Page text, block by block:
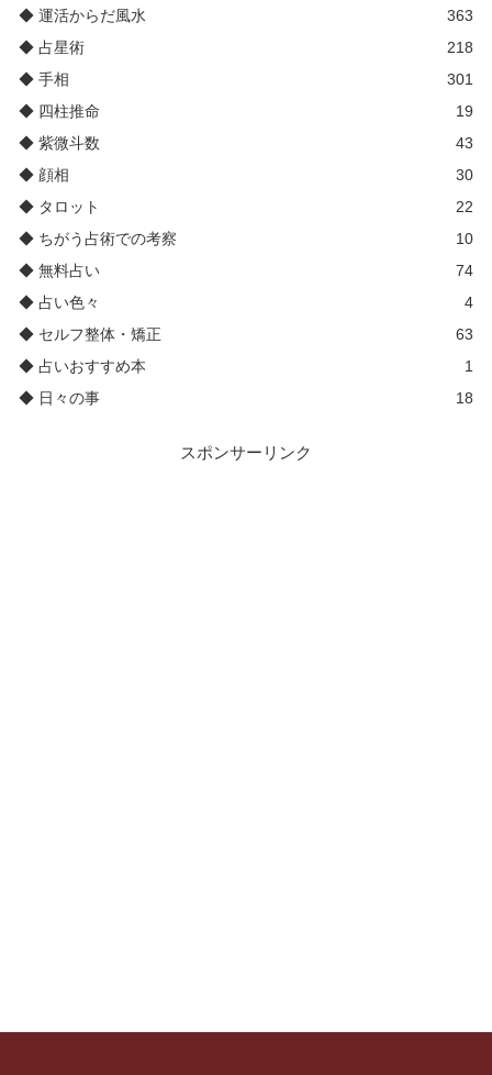
◆ 運活からだ風水
363
◆ 占星術
218
◆ 手相
301
◆ 四柱推命
19
◆ 紫微斗数
43
◆ 顔相
30
◆ タロット
22
◆ ちがう占術での考察
10
◆ 無料占い
74
◆ 占い色々
4
◆ セルフ整体・矯正
63
◆ 占いおすすめ本
1
◆ 日々の事
18
スポンサーリンク